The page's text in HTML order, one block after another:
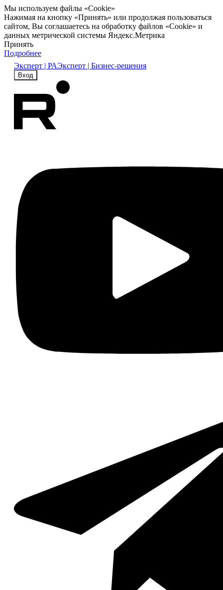
Мы используем файлы «Cookie»
Нажимая на кнопку «Принять» или продолжая пользоваться
сайтом, Вы соглашаетесь на обработку файлов «Cookie» и
данных метрической системы Яндекс.Метрика
Принять
Подробнее
Эксперт | РАЭксперт | Бизнес-решения
Вход